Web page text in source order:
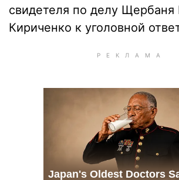
свидетеля по делу Щербаня
Кириченко к уголовной